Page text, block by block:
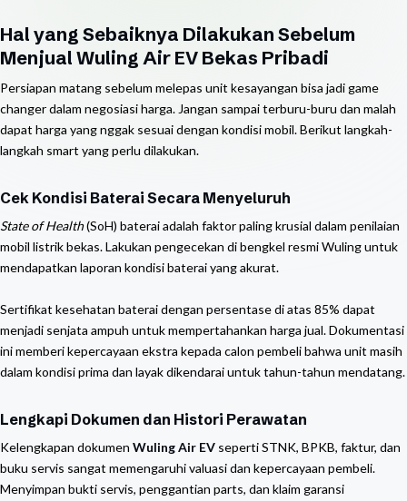
Hal yang Sebaiknya Dilakukan Sebelum
Menjual Wuling Air EV Bekas Pribadi
Persiapan matang sebelum melepas unit kesayangan bisa jadi game
changer dalam negosiasi harga. Jangan sampai terburu-buru dan malah
dapat harga yang nggak sesuai dengan kondisi mobil. Berikut langkah-
langkah smart yang perlu dilakukan.
Cek Kondisi Baterai Secara Menyeluruh
State of Health(SoH) baterai adalah faktor paling krusial dalam penilaian
mobil listrik bekas. Lakukan pengecekan di bengkel resmi Wuling untuk
mendapatkan laporan kondisi baterai yang akurat.
Sertifikat kesehatan baterai dengan persentase di atas 85% dapat
menjadi senjata ampuh untuk mempertahankan harga jual. Dokumentasi
ini memberi kepercayaan ekstra kepada calon pembeli bahwa unit masih
dalam kondisi prima dan layak dikendarai untuk tahun-tahun mendatang.
Lengkapi Dokumen dan Histori Perawatan
Kelengkapan dokumen Wuling Air EV seperti STNK, BPKB, faktur, dan
buku servis sangat memengaruhi valuasi dan kepercayaan pembeli.
Menyimpan bukti servis, penggantian parts, dan klaim garansi